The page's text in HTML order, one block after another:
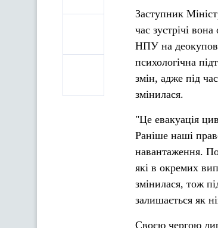
Заступник
час зустрічі
НПУ на
психологічна
змін, адже під
змінилася.
"Це евакуація
Раніше наші
навантаження.
які в окремих
змінилася, тож
залишається як
Своєю чергою